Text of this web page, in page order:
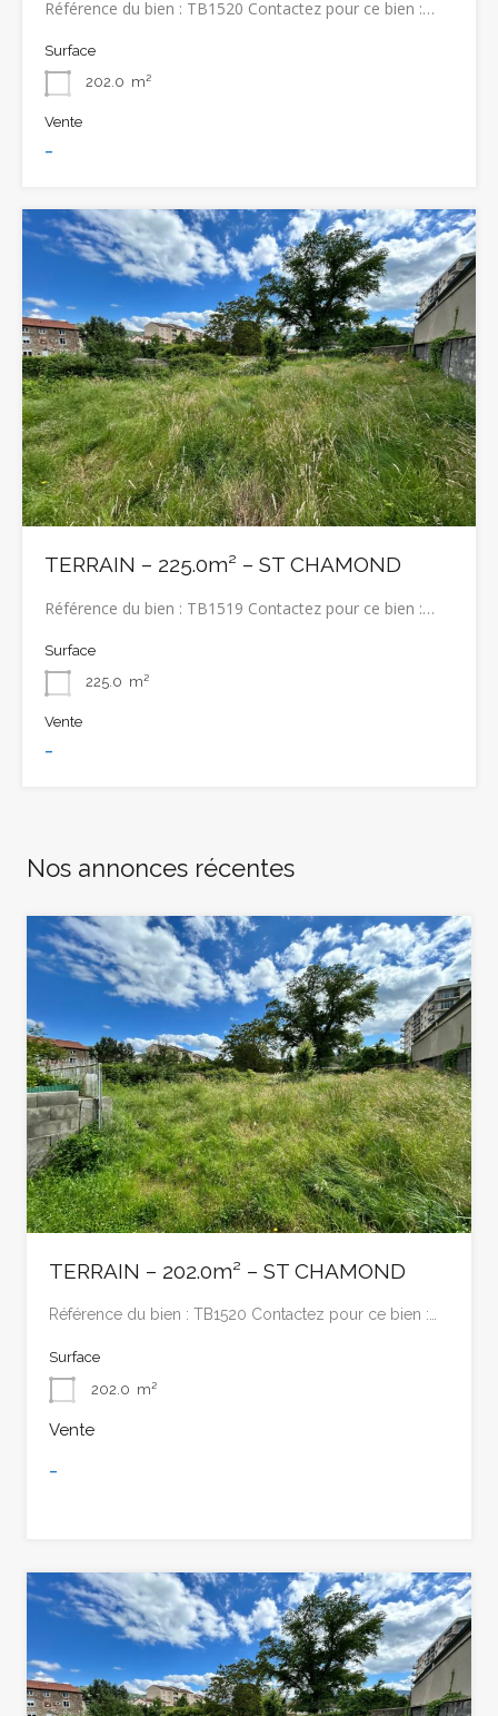
Référence du bien : TB1520 Contactez pour ce bien :…
Surface
202.0 m²
Vente
-
TERRAIN – 225.0m² – ST CHAMOND
Référence du bien : TB1519 Contactez pour ce bien :…
Surface
225.0 m²
Vente
-
Nos annonces récentes
TERRAIN – 202.0m² – ST CHAMOND
Référence du bien : TB1520 Contactez pour ce bien :…
Surface
202.0 m²
Vente
-